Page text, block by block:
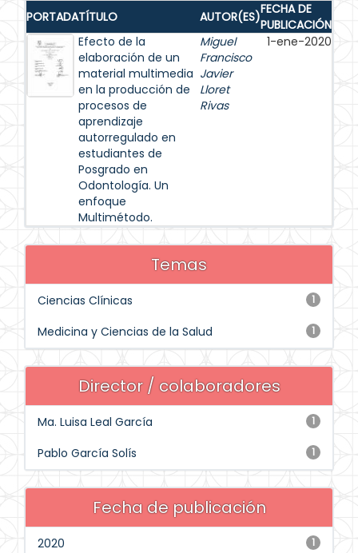
PORTADATÍTULO AUTOR(ES)FECHA DE
PUBLICACIÓN
Efecto de la
elaboración de un
material multimedia
en la producción de
procesos de
aprendizaje
autorregulado en
estudiantes de
Posgrado en
Odontología. Un
enfoque
Multimétodo.
Miguel
Francisco
Javier
Lloret
Rivas
1-ene-2020
Temas
1
Ciencias Clínicas
1
Medicina y Ciencias de la Salud
Director / colaboradores
1
Ma. Luisa Leal García
1
Pablo García Solís
Fecha de publicación
1
2020